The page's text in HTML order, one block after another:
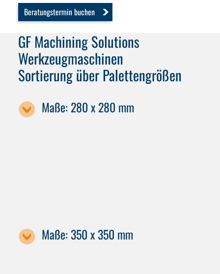
Beratungstermin buchen
GF Machining Solutions
Werkzeugmaschinen
Sortierung über Palettengrößen
Maße: 280 x 280 mm
Maße: 350 x 350 mm